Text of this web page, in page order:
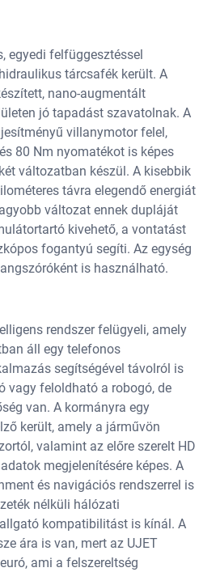
egyedi felfüggesztéssel
tárcsafék került. A
nano-augmentált
jó tapadást szavatolnak. A
villanymotor felel,
80 Nm nyomatékot is képes
változatban készül. A kisebbik
távra elegendő energiát
változat ennek dupláját
kivehető, a vontatást
fogantyú segíti. Az egység
is használható.
rendszer felügyeli, amely
áll egy telefonos
segítségével távolról is
vagy feloldható a robogó, de
van. A kormányra egy
került, amely a járművön
valamint az előre szerelt HD
megjelenítésére képes. A
és navigációs rendszerrel is
nélküli hálózati
kompatibilitást is kínál. A
ára is van, mert az UJET
ami a felszereltség